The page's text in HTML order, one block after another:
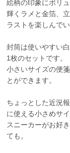
絵柄の印象にボリ
輝くラメと金箔、
ラストを楽しんで
封筒は使いやすい
1枚のセットです。
小さいサイズの便
とができます。
ちょっとした近況
に使える小さめサ
スニーカーがお好
ても。